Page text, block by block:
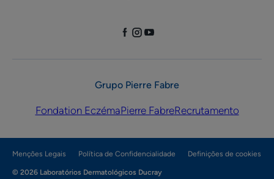
Grupo Pierre Fabre
Fondation EczémaPierre FabreRecrutamento
Menções Legais Política de Confidencialidade Definições de cookies
© 2026 Laboratórios Dermatológicos Ducray